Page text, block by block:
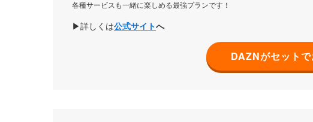
各種サービスも一緒に楽しめる最強プランです！
▶詳しくは公式サイトへ
DAZNがセットで